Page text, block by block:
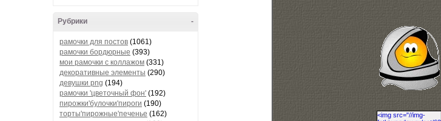
-
Рубрики
рамочки для постов (1061)
рамочки бордюрные (393)
мои рамочки с коллажом (331)
декоративные элементы (290)
девушки png (194)
рамочки 'цветочный фон' (192)
пирожки'булочки'пироги (190)
торты'пирожные'печенье (162)